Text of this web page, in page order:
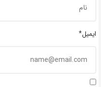
ایمیل*